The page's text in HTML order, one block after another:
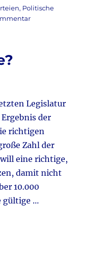
, Politische
zu
Legislatur
der
richtigen
Zahl der
eine richtige,
damit nicht
10.000
gültige …